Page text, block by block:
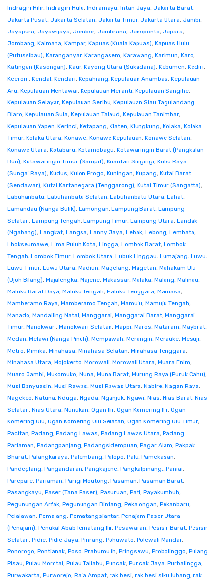
Indragiri Hilir, Indragiri Hulu, Indramayu, Intan Jaya, Jakarta Barat,
Jakarta Pusat, Jakarta Selatan, Jakarta Timur, Jakarta Utara, Jambi,
Jayapura, Jayawijaya, Jember, Jembrana, Jeneponto, Jepara,
Jombang, Kaimana, Kampar, Kapuas (Kuala Kapuas), Kapuas Hulu
(Putussibau), Karanganyar, Karangasem, Karawang, Karimun, Karo,
Katingan (Kasongan), Kaur, Kayong Utara (Sukadana), Kebumen, Kediri,
Keerom, Kendal, Kendari, Kepahiang, Kepulauan Anambas, Kepulauan
Aru, Kepulauan Mentawai, Kepulauan Meranti, Kepulauan Sangihe,
Kepulauan Selayar, Kepulauan Seribu, Kepulauan Siau Tagulandang
Biaro, Kepulauan Sula, Kepulauan Talaud, Kepulauan Tanimbar,
Kepulauan Yapen, Kerinci, Ketapang, Klaten, Klungkung, Kolaka, Kolaka
Timur, Kolaka Utara, Konawe, Konawe Kepulauan, Konawe Selatan,
Konawe Utara, Kotabaru, Kotamobagu, Kotawaringin Barat (Pangkalan
Bun), Kotawaringin Timur (Sampit), Kuantan Singingi, Kubu Raya
(Sungai Raya), Kudus, Kulon Progo, Kuningan, Kupang, Kutai Barat
(Sendawar), Kutai Kartanegara (Tenggarong), Kutai Timur (Sangatta),
Labuhanbatu, Labuhanbatu Selatan, Labuhanbatu Utara, Lahat,
Lamandau (Nanga Bulik), Lamongan, Lampung Barat, Lampung
Selatan, Lampung Tengah, Lampung Timur, Lampung Utara, Landak
(Ngabang), Langkat, Langsa, Lanny Jaya, Lebak, Lebong, Lembata,
Lhokseumawe, Lima Puluh Kota, Lingga, Lombok Barat, Lombok
Tengah, Lombok Timur, Lombok Utara, Lubuk Linggau, Lumajang, Luwu,
Luwu Timur, Luwu Utara, Madiun, Magelang, Magetan, Mahakam Ulu
(Ujoh Bilang), Majalengka, Majene, Makassar, Malaka, Malang, Malinau,
Maluku Barat Daya, Maluku Tengah, Maluku Tenggara, Mamasa,
Mamberamo Raya, Mamberamo Tengah, Mamuju, Mamuju Tengah,
Manado, Mandailing Natal, Manggarai, Manggarai Barat, Manggarai
Timur, Manokwari, Manokwari Selatan, Mappi, Maros, Mataram, Maybrat,
Medan, Melawi (Nanga Pinoh), Mempawah, Merangin, Merauke, Mesuji,
Metro, Mimika, Minahasa, Minahasa Selatan, Minahasa Tenggara,
Minahasa Utara, Mojokerto, Morowali, Morowali Utara, Muara Enim,
Muaro Jambi, Mukomuko, Muna, Muna Barat, Murung Raya (Puruk Cahu),
Musi Banyuasin, Musi Rawas, Musi Rawas Utara, Nabire, Nagan Raya,
Nagekeo, Natuna, Nduga, Ngada, Nganjuk, Ngawi, Nias, Nias Barat, Nias
Selatan, Nias Utara, Nunukan, Ogan Ilir, Ogan Komering Ilir, Ogan
Komering Ulu, Ogan Komering Ulu Selatan, Ogan Komering Ulu Timur,
Pacitan, Padang, Padang Lawas, Padang Lawas Utara, Padang
Pariaman, Padangpanjang, Padangsidempuan, Pagar Alam, Pakpak
Bharat, Palangkaraya, Palembang, Palopo, Palu, Pamekasan,
Pandeglang, Pangandaran, Pangkajene, Pangkalpinang., Paniai,
Parepare, Pariaman, Parigi Moutong, Pasaman, Pasaman Barat,
Pasangkayu, Paser (Tana Paser), Pasuruan, Pati, Payakumbuh,
Pegunungan Arfak, Pegunungan Bintang, Pekalongan, Pekanbaru,
Pelalawan, Pemalang, Pematangsiantar, Penajam Paser Utara
(Penajam), Penukal Abab lematang Ilir, Pesawaran, Pesisir Barat, Pesisir
Selatan, Pidie, Pidie Jaya, Pinrang, Pohuwato, Polewali Mandar,
Ponorogo, Pontianak, Poso, Prabumulih, Pringsewu, Probolinggo, Pulang
Pisau, Pulau Morotai, Pulau Taliabu, Puncak, Puncak Jaya, Purbalingga,
Purwakarta, Purworejo, Raja Ampat, rak besi, rak besi siku lubang, rak